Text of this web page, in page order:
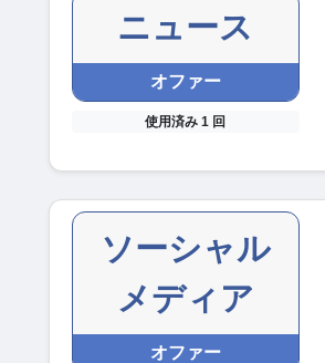
ニュース
オファー
使用済み 1 回
ソーシャル
メディア
オファー